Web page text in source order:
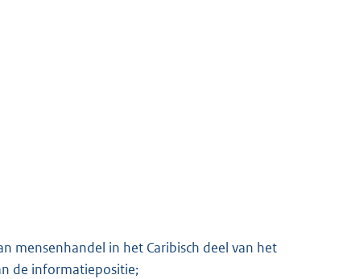
mensenhandel in het Caribisch deel van het
de informatiepositie;